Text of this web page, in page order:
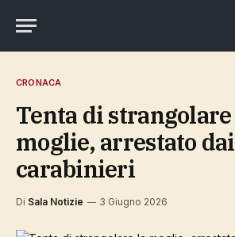
CRONACA
Tenta di strangolare la
moglie, arrestato dai
carabinieri
Di Sala Notizie 3 Giugno 2026